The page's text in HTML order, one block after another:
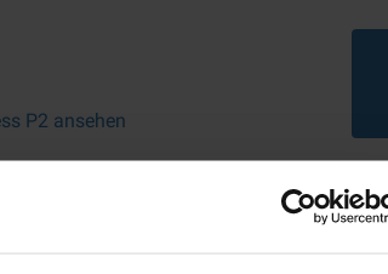
P2 ansehen